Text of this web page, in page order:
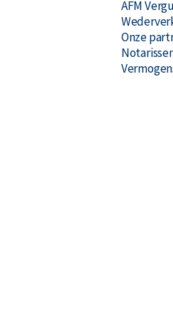
Geleverd in een
Verzekerde verzending
Veilige en verzekerde
Waarom
Zwitserse kwaliteit voor
AFM
Onze